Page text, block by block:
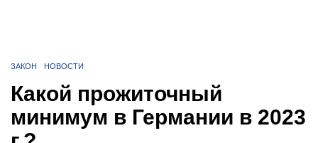
ЗАКОН НОВОСТИ
Какой прожиточный
минимум в Германии в 2023